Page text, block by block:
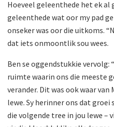
Hoeveel geleenthede het ek al
geleenthede wat oor my pad
onseker was oor die uitkoms.
dat iets onmoontlik sou wees.
Ben se oggendstukkie vervolg:
ruimte waarin ons die meeste
verander. Dit was ook waar van
lewe. Sy herinner ons dat
die volgende tree in jou lewe –